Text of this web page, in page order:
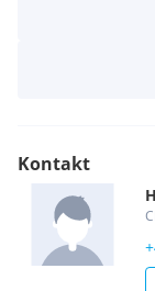
Kontakt